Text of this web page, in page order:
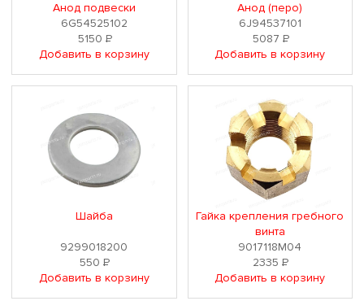
Анод подвески
6G54525102
5150 Р
Добавить в корзину
Анод (перо)
6J94537101
5087 Р
Добавить в корзину
Шайба
9299018200
550Р
Добавить в корзину
Гайка крепления гребного
винта
9017118M04
2335Р
Добавить в корзину